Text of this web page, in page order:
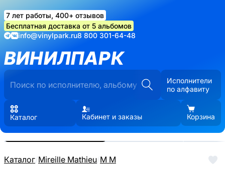
7 лет работы, 400+ отзывов
Бесплатная доставка от 5 альбомов
info@vinylpark.ru8 800 301-64-48
ВИНИЛПАРК
Исполнители
по алфавиту
Каталог Кабинет и заказы Корзина
Каталог/Mireille Mathieu/M M
Реальные фото пластинки.
Нажмите, чтобы увеличить